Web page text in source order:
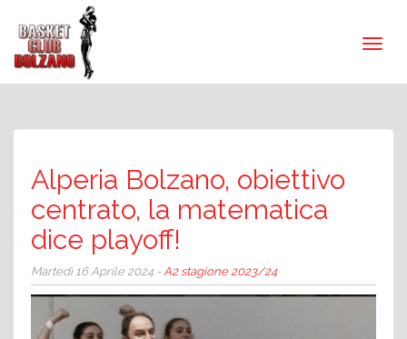
Alperia Bolzano, obiettivo
centrato, la matematica
dice playoff!
Martedì 16 Aprile 2024 -A2 stagione 2023/24